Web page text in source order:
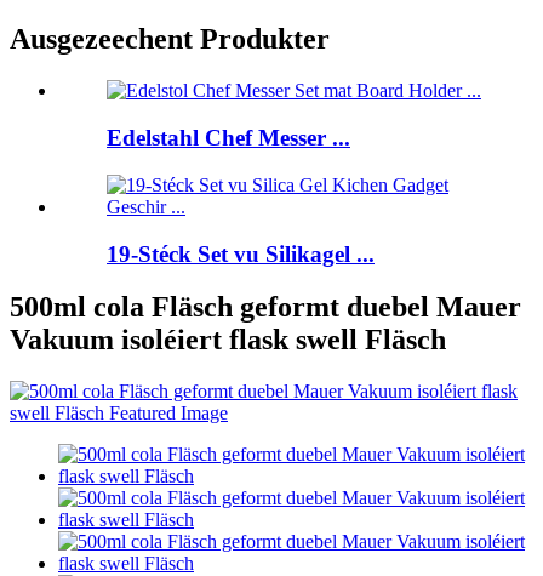
Ausgezeechent Produkter
Edelstahl Chef Messer ...
19-Stéck Set vu Silikagel ...
500ml cola Fläsch geformt duebel Mauer
Vakuum isoléiert flask swell Fläsch